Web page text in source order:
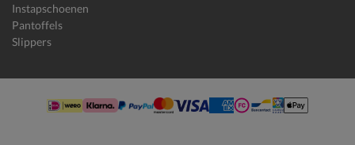
Instapschoenen
Pantoffels
Slippers